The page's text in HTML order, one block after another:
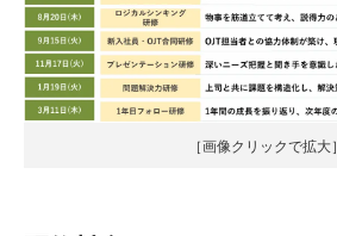
［画像クリックで拡大］